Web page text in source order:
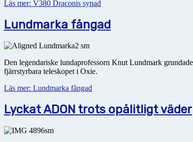
Läs mer: V380 Draconis synad
Lundmarka fångad
Den legendariske lundaprofessorn Knut Lundmark
fjärrstyrbara teleskopet i Oxie.
Läs mer: Lundmarka fångad
Lyckat ADON trots opålitligt väder